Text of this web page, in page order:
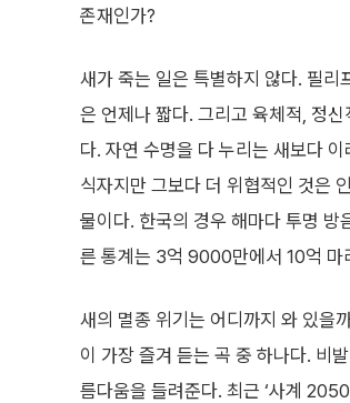
존재인가?
새가 죽는 일은 특별하지 않다. 필리
은 언제나 짧다. 그리고 육체적, 정
다. 자연 수명을 다 누리는 새보다
식자지만 그보다 더 위협적인 것은
물이다. 한국의 경우 해마다 투명
른 통계는 3억 9000만에서 10억 마
새의 멸종 위기는 어디까지 와 있을
이 가장 즐겨 듣는 곡 중 하나다. 비
름다움을 들려준다. 최근 ‘사계